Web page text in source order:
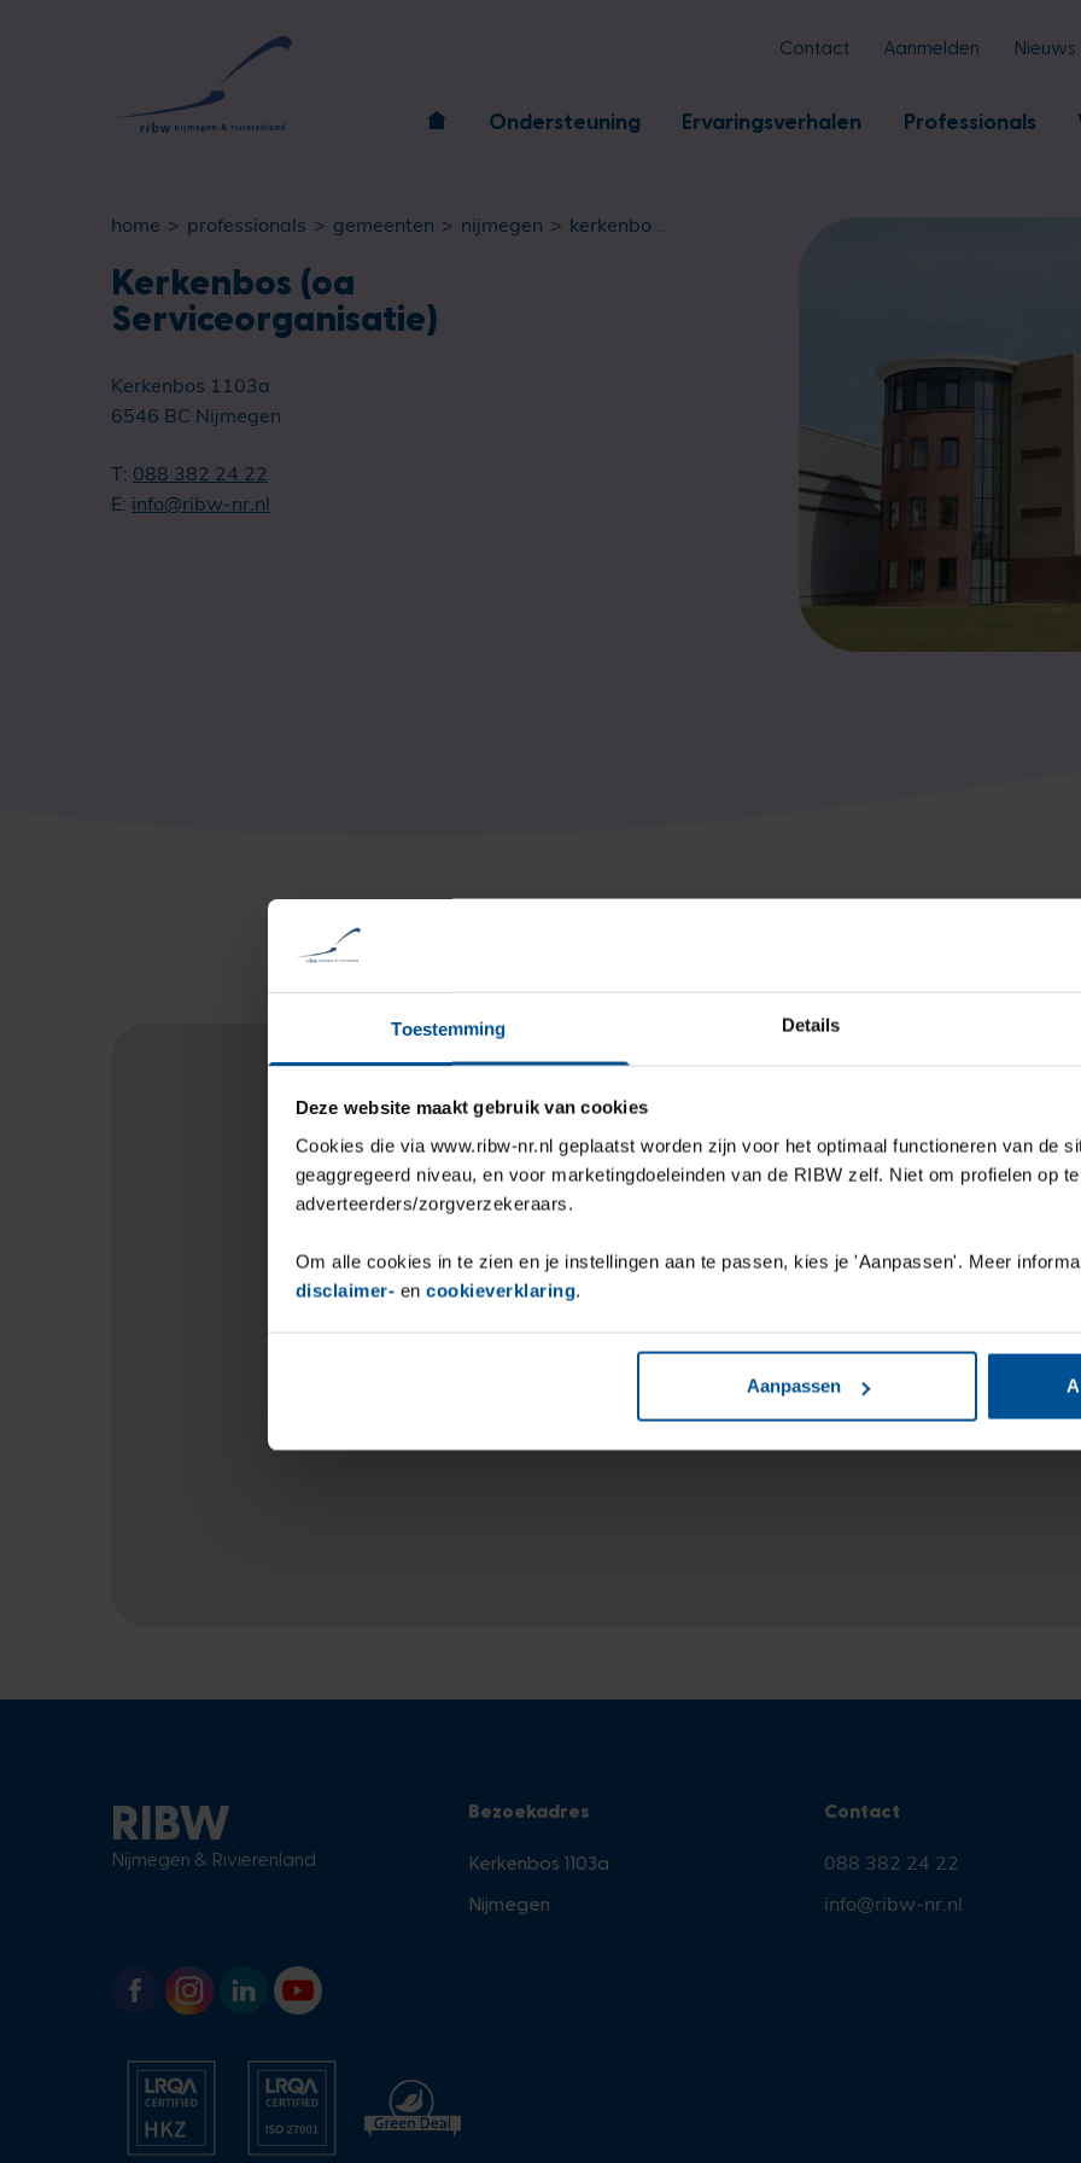
Toestemming Details
Deze website maakt gebruik van cookies
Cookies die via www.ribw-nr.nl geplaatst worden zijn voor het optimaal functioneren van de
geaggregeerd niveau, en voor marketingdoeleinden van de RIBW zelf. Niet om profielen op
adverteerders/zorgverzekeraars.
Om alle cookies in te zien en je instellingen aan te passen, kies je 'Aanpassen'. Meer
disclaimer- en cookieverklaring.
Aanpassen
Contact Aanmelden Nieuws
Ondersteuning Ervaringsverhalen Professionals
home professionals gemeenten nijmegen kerkenbos (oa serviceorganisatie)
Kerkenbos (oa
Serviceorganisatie)
Kerkenbos 1103a
6546 BC Nijmegen
T: 088 382 24 22
E: info@ribw-nr.nl
RIBW
Nijmegen & Rivierenland
Bezoekadres
Kerkenbos 1103a
Nijmegen
Contact
088 382 24 22
info@ribw-nr.nl